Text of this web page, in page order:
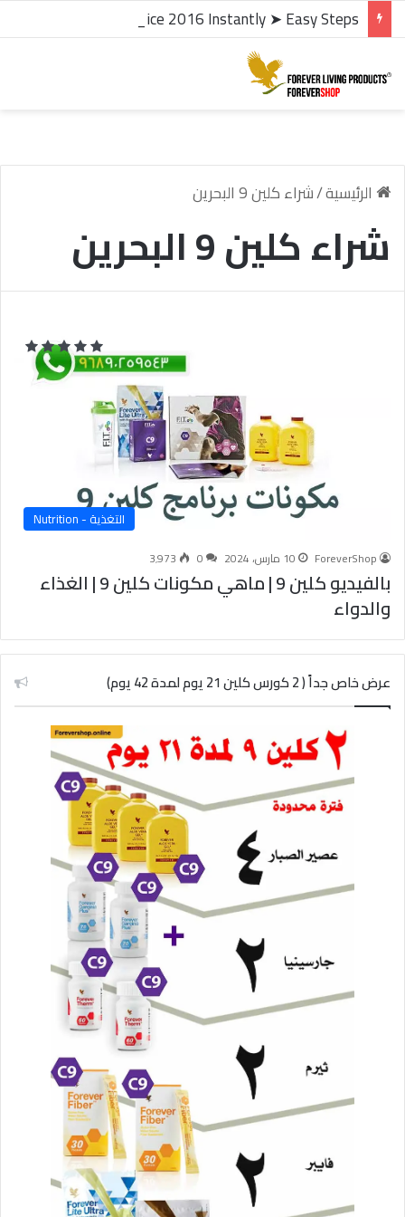
الرئيسية/شراء كلين 9 البحرين
شراء كلين 9 البحرين
التغذية - Nutrition
ForeverShop 10 مارس، 2024 0 3٬973
بالفيديو كلين 9 | ماهي مكونات كلين 9 | الغذاء
والدواء
عرض خاص جداً ( 2 كورس كلين 21 يوم لمدة 42 يوم)